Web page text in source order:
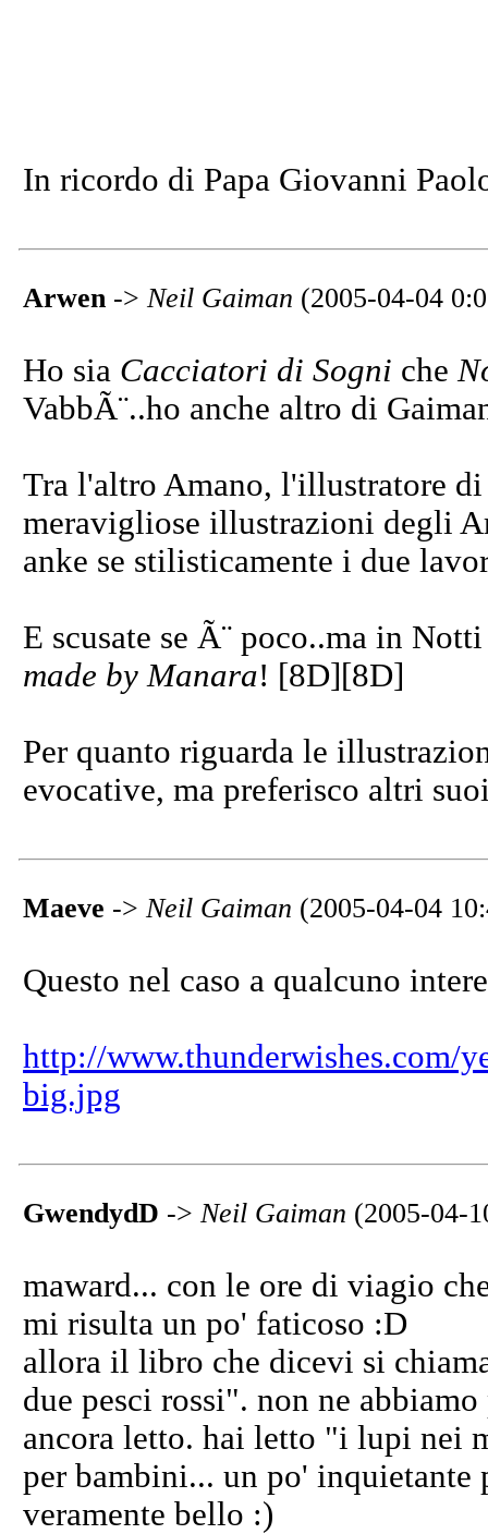
In ricordo di Papa Giovanni
Arwen -> Neil Gaiman (2005-04-04
Ho sia Cacciatori di Sogni che
VabbÃ¨..ho anche altro di
Tra l'altro Amano, l'illustratore
meravigliose illustrazioni degli
anke se stilisticamente i due
E scusate se Ã¨ poco..ma in
made by Manara! [8D][8D]
Per quanto riguarda le
evocative, ma preferisco altri
Maeve -> Neil Gaiman (2005-04-04
Questo nel caso a qualcuno
http://www.thunderwishes.com/
big.jpg
GwendydD -> Neil Gaiman (2005-04-
maward... con le ore di viagio
mi risulta un po' faticoso :D
allora il libro che dicevi si
due pesci rossi". non ne
ancora letto. hai letto "i lupi nei
per bambini... un po' inquietante
veramente bello :)